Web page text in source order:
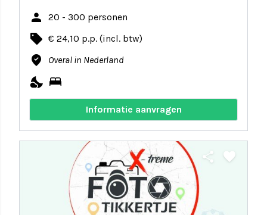
person 20 - 300 personen
local_offer € 24,10 p.p. (incl. btw)
where_to_vote Overal in Nederland
nights_stay bed
Informatie aanvragen
share favorite